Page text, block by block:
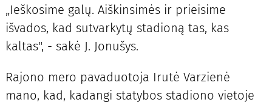
„Ieškosime galų. Aiškinsimės ir prieisime
išvados, kad sutvarkytų stadioną tas, kas
kaltas", - sakė J. Jonušys.
Rajono mero pavaduotoja Irutė Varzienė
mano, kad, kadangi statybos stadiono vietoje